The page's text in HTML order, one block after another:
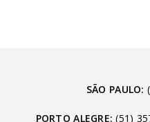
SÃO PAULO:
PORTO ALEGRE: (51)